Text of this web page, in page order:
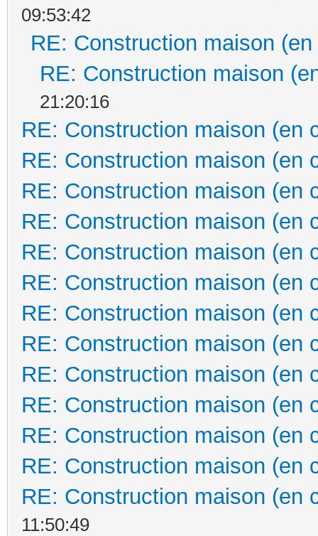
09:53:42
RE: Construction maison
RE: Construction maison
21:20:16
RE: Construction maison (en
RE: Construction maison (en
RE: Construction maison (en
RE: Construction maison (en
RE: Construction maison (en
RE: Construction maison (en
RE: Construction maison (en
RE: Construction maison (en
RE: Construction maison (en
RE: Construction maison (en
RE: Construction maison (en
RE: Construction maison (en
RE: Construction maison (en
11:50:49